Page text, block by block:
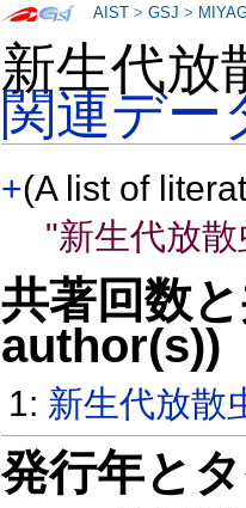
新生代放
関連デー
+(A list of
"新生代放
共著回数
author(s))
1: 新生代放散
発行年と
AIST >GSJ >